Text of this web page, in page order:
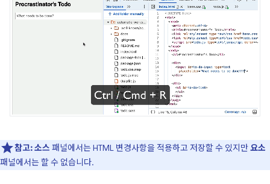
참고:소스 패널에서는 HTML 변경사항을 적용하고 저장할 수 있지만요소
패널에서는 할 수 없습니다.